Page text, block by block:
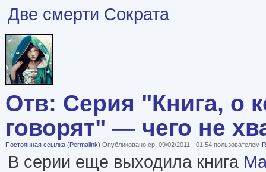
Две смерти Сократа
Отв: Серия "Книга, о
говорят" — чего не
Постоянная ссылка (Permalink) Опубликовано ср, 09/02/2011 - 01:54 пользователем
В серии еще выходила книга